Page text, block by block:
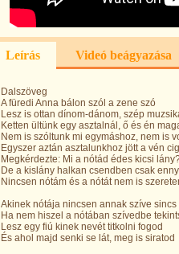
Leírás Videó beágyazása
Dalszöveg
A füredi Anna bálon szól a zene szó
Lesz is ottan dínom-dánom, szép
Ketten ültünk egy asztalnál, ő és én
Nem is szóltunk mi egymáshoz, nem is
Egyszer aztán asztalunkhoz jött a vén
Megkérdezte: Mi a nótád édes kicsi
De a kislány halkan csendben csak
Nincsen nótám és a nótát nem is
Akinek nótája nincsen annak szíve sincs
Ha nem hiszel a nótában szívedbe
Lesz egy fiú kinek nevét titkolni fogod
És ahol majd senki se lát, meg is siratod